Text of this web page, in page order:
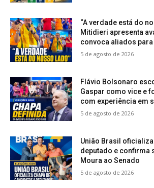
“A verdade está do
Mitidieri apresenta
convoca aliados para
5 de agosto de 2026
Flávio Bolsonaro
Gaspar como vice e
com experiência em
5 de agosto de 2026
União Brasil
deputado e confirma
Moura ao Senado
5 de agosto de 2026